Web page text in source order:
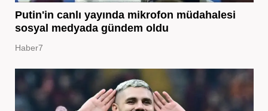
Putin'in canlı yayında mikrofon müdahalesi
sosyal medyada gündem oldu
Haber7